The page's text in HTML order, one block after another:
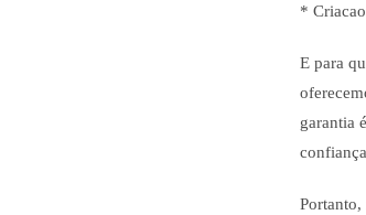
*
E para
garantia
Portanto,